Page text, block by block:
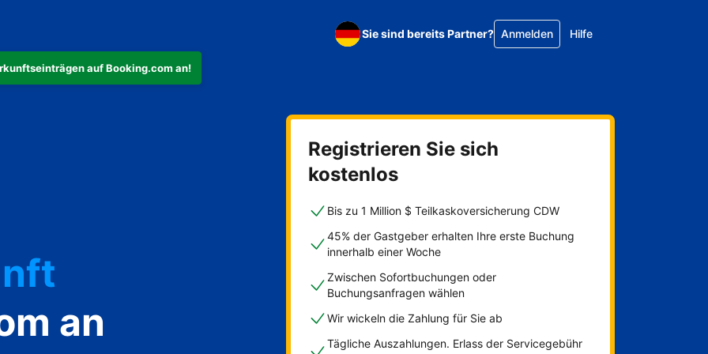
auf Booking.com an!
Sie sind bereits Partner? Anmelden Hilfe
an
Registrieren Sie sich
kostenlos
Bis zu 1 Million $ Teilkaskoversicherung CDW
45% der Gastgeber erhalten Ihre erste Buchung
innerhalb einer Woche
Zwischen Sofortbuchungen oder
Buchungsanfragen wählen
Wir wickeln die Zahlung für Sie ab
Tägliche Auszahlungen. Erlass der Servicegebühr